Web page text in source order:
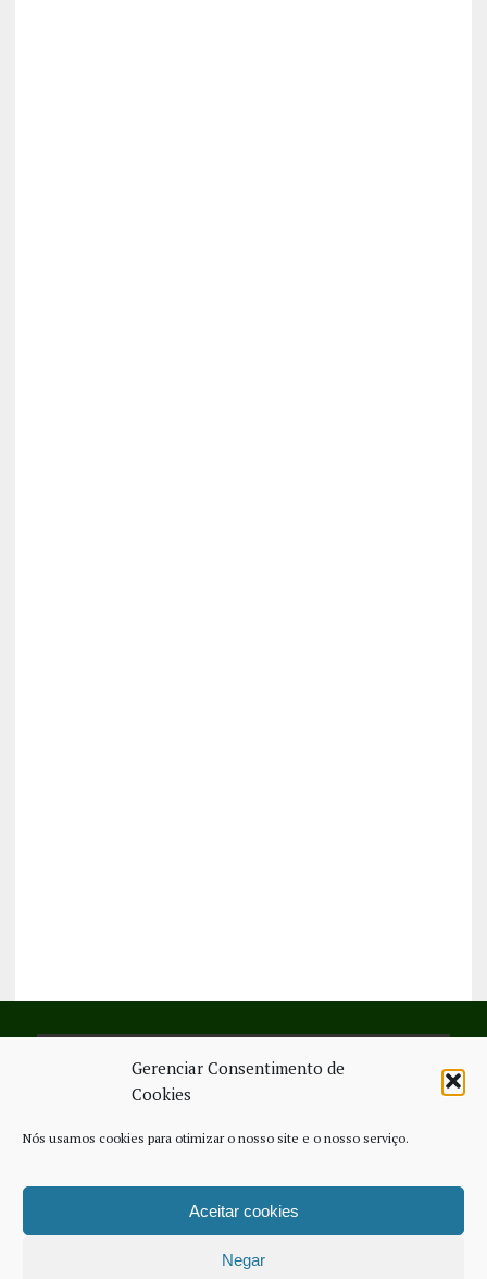
Gerenciar Consentimento de
Cookies
Nós usamos cookies para otimizar o nosso site e o nosso serviço.
Aceitar cookies
Negar
SIGA-NOS NO FACEBOOK
ESTATUTO EDITORIAL
CONTACTE-NOS
COPYRIGHT © 2026 - JORNAL NOVO REGIONAL | POWERED BY